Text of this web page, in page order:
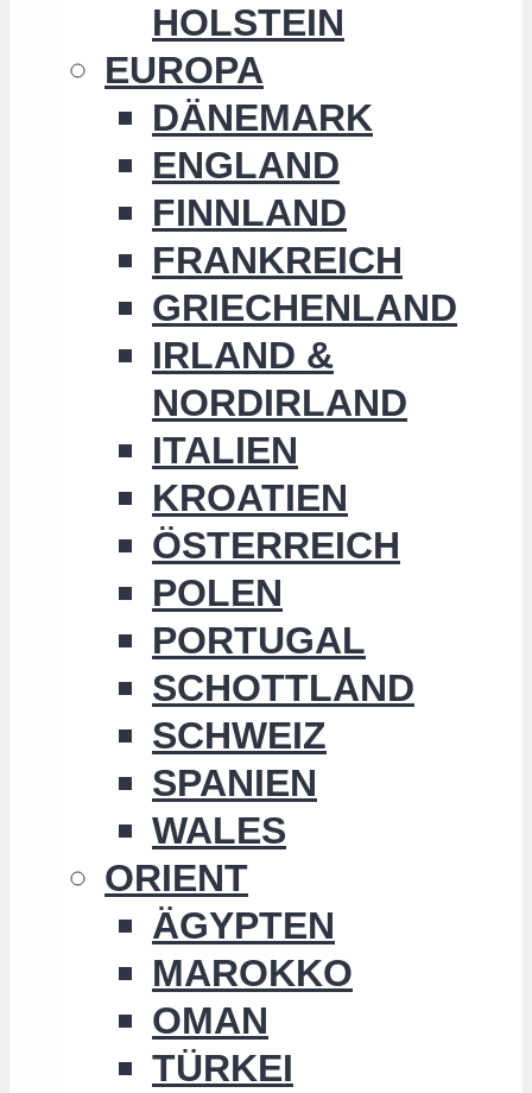
HOLSTEIN
EUROPA
DÄNEMARK
ENGLAND
FINNLAND
FRANKREICH
GRIECHENLAND
IRLAND &
NORDIRLAND
ITALIEN
KROATIEN
ÖSTERREICH
POLEN
PORTUGAL
SCHOTTLAND
SCHWEIZ
SPANIEN
WALES
ORIENT
ÄGYPTEN
MAROKKO
OMAN
TÜRKEI